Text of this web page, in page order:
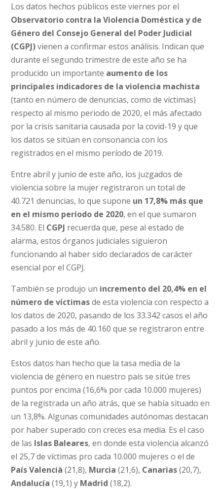
Los datos hechos públicos este viernes por el
Observatorio contra la Violencia Doméstica y de
Género del Consejo General del Poder Judicial
(CGPJ)vienen a confirmar estos análisis. Indican que
durante el segundo trimestre de este año se ha
producido un importante aumento de los
principales indicadores de la violencia machista
(tanto en número de denuncias, como de víctimas)
respecto al mismo periodo de 2020, el más afectado
por la crisis sanitaria causada por la covid-19 y que
los datos se sitúan en consonancia con los
registrados en el mismo período de 2019.
Entre abril y junio de este año, los juzgados de
violencia sobre la mujer registraron un total de
40.721 denuncias, lo que supone un 17,8% más que
en el mismo período de 2020, en el que sumaron
34.580. El CGPJ recuerda que, pese al estado de
alarma, estos órganos judiciales siguieron
funcionando al haber sido declarados de carácter
esencial por el CGPJ.
También se produjo un incremento del 20,4% en el
número de víctimasde esta violencia con respecto a
los datos de 2020, pasando de los 33.342 casos el año
pasado a los más de 40.160 que se registraron entre
abril y junio de este año.
Estos datos han hecho que la tasa media de la
violencia de género en nuestro país se sitúe tres
puntos por encima (16,6% por cada 10.000 mujeres)
de la registrada un año atrás, que se había situado en
un 13,8%. Algunas comunidades autónomas destacan
por haber superado con creces esa media. Es el caso
de las Islas Baleares, en donde esta violencia alcanzó
el 25,7 de víctimas pro cada 10.000 mujeres o el de
País Valencià (21,8), Murcia (21,6), Canarias(20,7),
Andalucía (19,1) y Madrid (18,2).